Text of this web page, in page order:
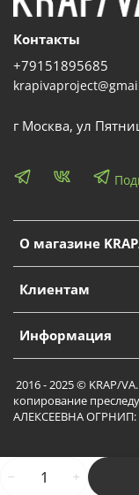
О магазине
Клиентам
Информация
Контакты
+79151895685
г Москва, ул
2016 - 2025 © KRAP/
копирование
АЛЕКСЕЕВНА ОГРНИП: